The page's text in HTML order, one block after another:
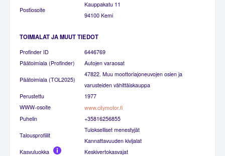
Postiosoite
Kauppakatu 11
94100 Kemi
TOIMIALAT JA MUUT TIEDOT
Profinder ID
6446769
Päätoimiala (Profinder)
Autojen varaosat
Päätoimiala (TOL2025)
47822. Muu moottoriajoneuvojen osien ja
varusteiden vähittäiskauppa
Perustettu
1977
WWW-osoite
www.citymotor.fi
Puhelin
+35816256855
Talousprofiilit
Tulokselliset menestyjät
Kannattavuuden kivijalat
Kasvuluokka
Keskivertokasvajat